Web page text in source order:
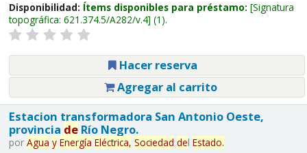
Disponibilidad: Ítems disponibles para préstamo: Signatura
topográfica: 621.374.5/A282/v.4 (1).
Hacer reserva
Agregar al carrito
Estacion transformadora San Antonio Oeste,
provincia deRío Negro.
por Agua y Energía Eléctrica, Sociedad del Estado.